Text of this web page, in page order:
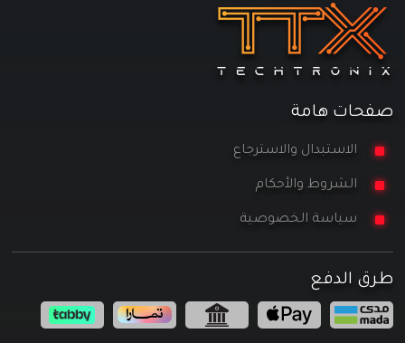
صفحات هامة
الاستبدال والاسترجاع
الشروط والأحكام
سياسة الخصوصية
طرق الدفع